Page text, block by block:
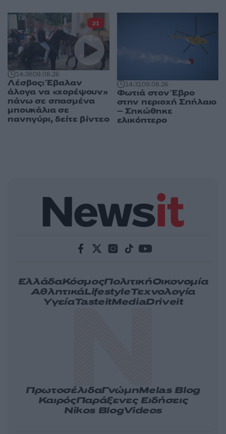
14:3809.08.26
Λέσβος: Έβαλαν
άλογα να «χορέψουν»
πάνω σε σπασμένα
μπουκάλια σε
πανηγύρι, δείτε βίντεο
21
14:3109.08.26
Φωτιά στον Έβρο
στην περιοχή Σπήλαιο
– Σηκώθηκε
ελικόπτερο
ΕλλάδαΚόσμοςΠολιτικήΟικονομία
ΑθλητικάLifestyleΤεχνολογία
ΥγείαTasteitMediaDriveit
ΠρωτοσέλιδαΓνώμηMelas Blog
ΚαιρόςΠαράξενες Ειδήσεις
Nikos BlogVideos